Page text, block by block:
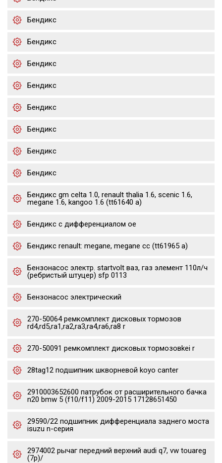
Бендикс
Бендикс
Бендикс
Бендикс
Бендикс
Бендикс
Бендикс
Бендикс
Бендикс gm celta 1.0, renault thalia 1.6, scenic 1.6,
megane 1.6, kangoo 1.6 (tt61640 a)
Бендикс с дифференциалом oe
Бендикс renault: megane, megane cc (tt61965 a)
Бензонасос электр. startvolt ваз, газ элемент 110л/ч
(ребристый штуцер) sfp 0113
Бензонасос электрический
270-50064 ремкомплект дисковых тормозов
rd4,rd5,ra1,ra2,ra3,ra4,ra6,ra8 r
270-50091 ремкомплект дисковых тормозовkei r
28tag12 подшипник шкворневой koyo canter
2910003652600 патрубок от расширительного бачка
n20 bmw 5 (f10/f11) 2009-2015 17128651450
29590/22 подшипник дифференциала заднего моста
isuzu n-серия
2974002 рычаг передний верхний audi q7, vw touareg
(7p)/